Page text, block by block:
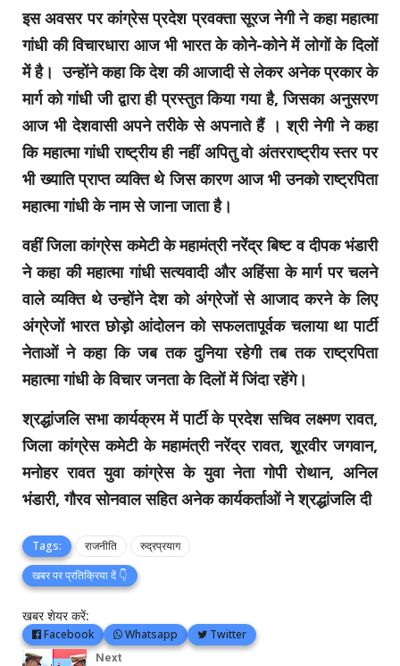
इस अवसर पर कांग्रेस प्रदेश प्रवक्ता सूरज नेगी ने कहा महात्मा
गांधी की विचारधारा आज भी भारत के कोने-कोने में लोगों के दिलों
में है। उन्होंने कहा कि देश की आजादी से लेकर अनेक प्रकार के
मार्ग को गांधी जी द्वारा ही प्रस्तुत किया गया है, जिसका अनुसरण
आज भी देशवासी अपने तरीके से अपनाते हैं ।श्री नेगी ने कहा
कि महात्मा गांधी राष्ट्रीय ही नहीं अपितु वो अंतरराष्ट्रीय स्तर पर
भी ख्याति प्राप्त व्यक्ति थे जिस कारण आज भी उनको राष्ट्रपिता
महात्मा गांधी के नाम से जाना जाता है।
वहीं जिला कांग्रेस कमेटी के महामंत्री नरेंद्र बिष्ट व दीपक भंडारी
ने कहा की महात्मा गांधी सत्यवादी और अहिंसा के मार्ग पर चलने
वाले व्यक्ति थे उन्होंने देश को अंग्रेजों से आजाद करने के लिए
अंग्रेजों भारत छोड़ो आंदोलन को सफलतापूर्वक चलाया था पार्टी
नेताओं ने कहा कि जब तक दुनिया रहेगी तब तक राष्ट्रपिता
महात्मा गांधी के विचार जनता के दिलों में जिंदा रहेंगे।
श्रद्धांजलि सभा कार्यक्रम में पार्टी के प्रदेश सचिव लक्ष्मण रावत,
जिला कांग्रेस कमेटी के महामंत्री नरेंद्र रावत, शूरवीर जगवान,
मनोहर रावत युवा कांग्रेस के युवा नेता गोपी रोथान, अनिल
भंडारी, गौरव सोनवाल सहित अनेक कार्यकर्ताओं ने श्रद्धांजलि दी
Tags: राजनीति
रुद्रप्रयाग
खबर पर प्रतिक्रिया दें 👇
खबर शेयर करें:
Facebook Whatsapp Twitter
Next